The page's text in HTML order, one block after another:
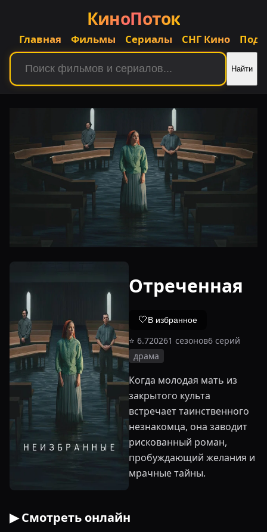
КиноПоток
Главная Фильмы Сериалы СНГ Кино
Найти
Отреченная
🤍В избранное
⭐ 6.720261 сезонов6 серий
драма
Когда молодая мать из
закрытого культа
встречает таинственного
незнакомца, она заводит
рискованный роман,
пробуждающий желания и
мрачные тайны.
▶ Смотреть онлайн